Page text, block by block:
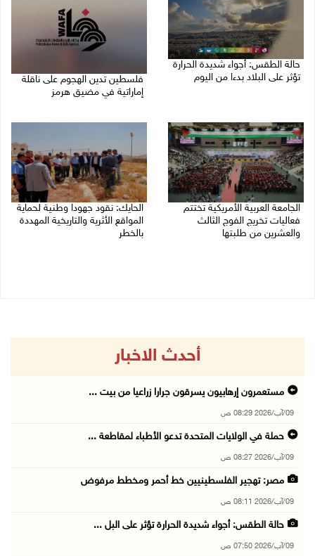
حالة الطقس: أجواء شديدة الحرارة
تؤثر على البلاد بدءا من اليوم
فلسطين تدين الهجوم على ناقلة
إماراتية في مضيق هرمز
الجامعة العربية الأمريكية تختتم
فعاليات تخريج الفوج الثالث
والعشرين من طلبتها
الحايك: نقود جهودا وطنية لحماية
المواقع الأثرية والتاريخية المهددة
بالخطر
أحدث الاخبار
مستعمرون إرهابيون يسرقون جرارا زراعيا من بيت ...
09/آب/2026 08:29 ص
حملة في الولايات المتحدة تدعو الأطباء لمقاطعة ...
09/آب/2026 08:27 ص
مصر: تهجير الفلسطينيين خط أحمر ومخطط مرفوض
09/آب/2026 08:11 ص
حالة الطقس: أجواء شديدة الحرارة تؤثر على البل ...
09/آب/2026 07:50 ص